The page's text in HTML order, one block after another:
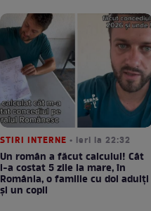
STIRI INTERNE • ieri la 22:32
Un român a făcut calculul! Cât
l-a costat 5 zile la mare, în
România, o familie cu doi adulți
și un copil